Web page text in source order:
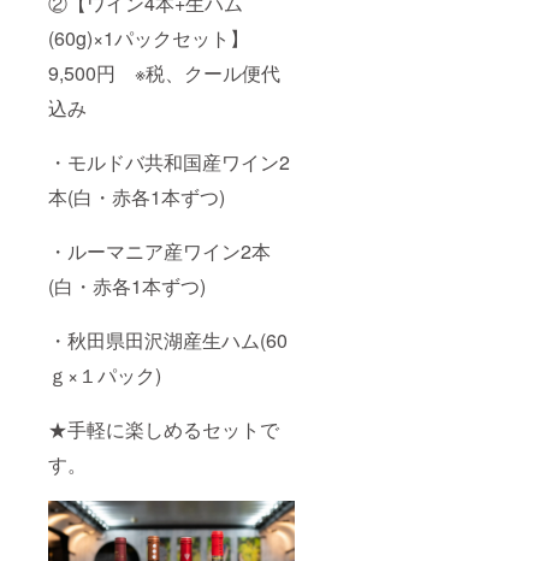
(60g)×1パックセット】
9,500円 ※税、クール便代
込み
・モルドバ共和国産ワイン2
本(白・赤各1本ずつ)
・ルーマニア産ワイン2本
(白・赤各1本ずつ)
・秋田県田沢湖産生ハム(60
ｇ×１パック)
★手軽に楽しめるセットで
す。